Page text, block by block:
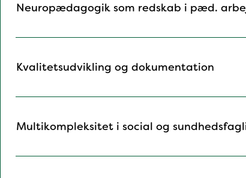
Neuropædagogik som redskab i pæd.
Kvalitetsudvikling og dokumentation
Multikompleksitet i social og